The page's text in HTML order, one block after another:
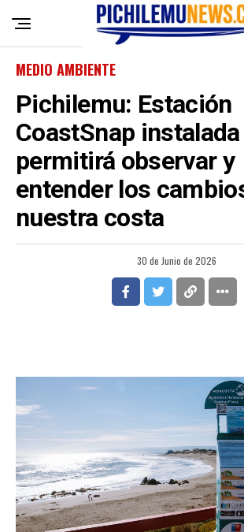
MEDIO AMBIENTE
Pichilemu: Estación
CoastSnap instalada
permitirá observar y
entender los
nuestra costa
30 de Junio de 2026